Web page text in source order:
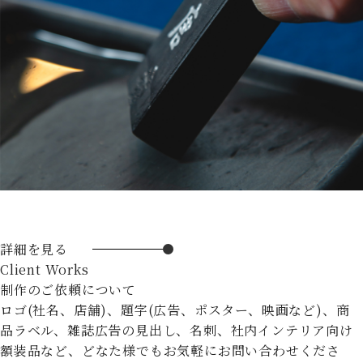
詳細を見る
Client Works
制作のご依頼について
ロゴ(社名、店舗)、題字(広告、ポスター、映画など)、商
品ラベル、雑誌広告の見出し、名刺、社内インテリア向け
額装品など、どなた様でもお気軽にお問い合わせくださ